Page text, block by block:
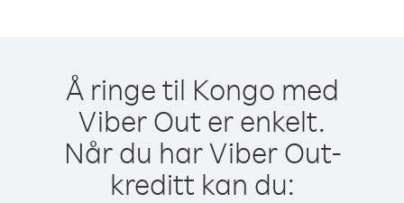
Å ringe til Kongo med
Viber Out er enkelt.
Når du har Viber Out-
kreditt kan du: